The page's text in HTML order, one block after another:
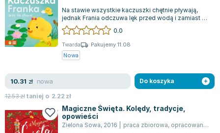
Na stawie wszystkie kaczuszki chętnie pływają,
jednak Frania odczuwa lęk przed wodą i zamiast do
niej wchodzić, woli spędzać czas...
0.0
Twarda
Pakujemy 11.08
Nowa
10.31 zł nowa
12.53złtaniej o 2.22 zł
Do koszyka
Magiczne Święta. Kolędy, tradycje,
opowieści
Zielona Sowa, 2016 praca zbiorowa, opracowanie zbiorowe